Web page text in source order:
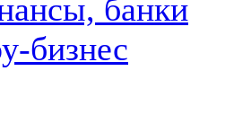
банки
бизнес